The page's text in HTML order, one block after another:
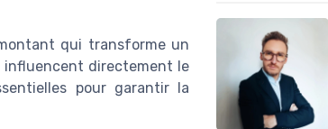
qui transforme un
influencent directement le
pour garantir la